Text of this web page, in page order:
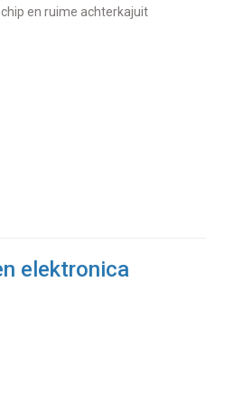
en ruime achterkajuit
elektronica